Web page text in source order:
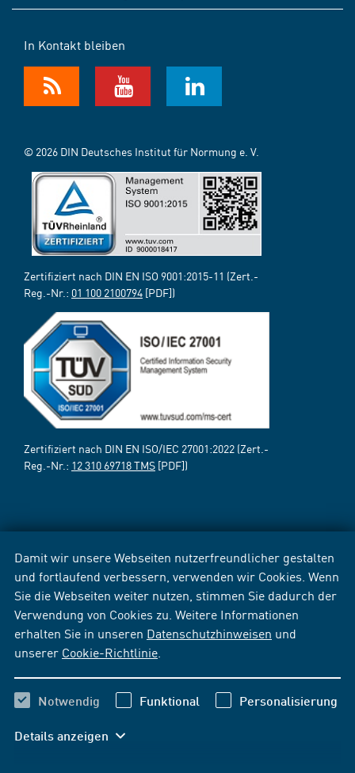
Damit wir unsere Webseiten nutzerfreundlicher gestalten
und fortlaufend verbessern, verwenden wir Cookies. Wenn
Sie die Webseiten weiter nutzen, stimmen Sie dadurch der
Verwendung von Cookies zu. Weitere Informationen
erhalten Sie in unseren Datenschutzhinweisen und
unserer Cookie-Richtlinie
Notwendig Funktional Personalisierung
Details anzeigen
In Kontakt bleiben
© 2026 DIN Deutsches Institut für Normung e. V.
Zertifiziert nach DIN EN ISO 9001:2015-11 (Zert.-
Reg.-Nr.: 01 100 2100794 [PDF])
Zertifiziert nach DIN EN ISO/IEC 27001:2022 (Zert.-
Reg.-Nr.: 12 310 69718 TMS [PDF])